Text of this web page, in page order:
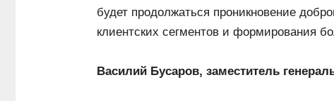
будет продолжаться проникновение
клиентских сегментов и формирования
Василий Бусаров, заместитель